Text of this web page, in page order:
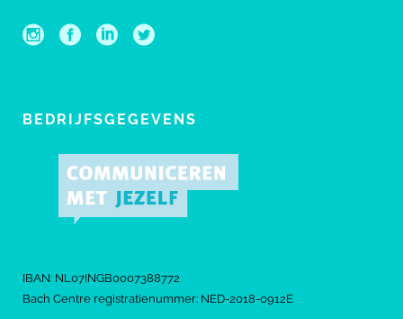
BEDRIJFSGEGEVENS
IBAN: NL07INGB0007388772
Bach Centre registratienummer: NED-2018-0912E